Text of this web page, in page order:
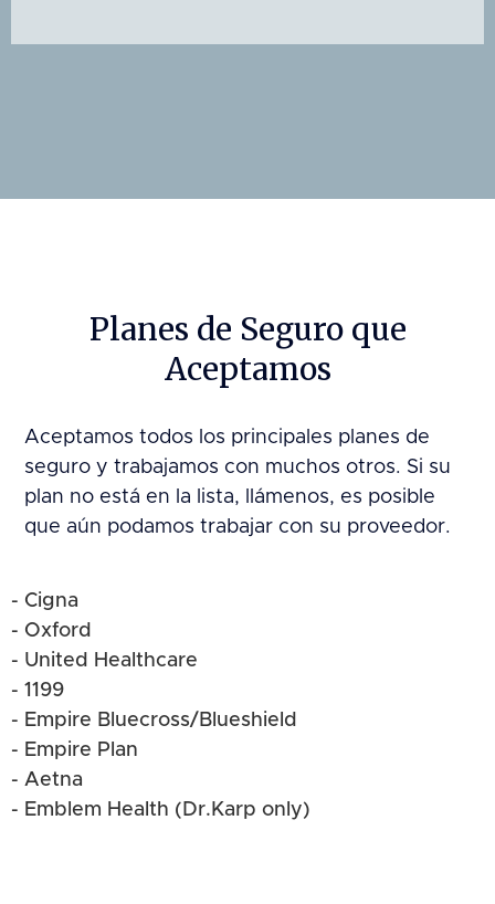
Planes de Seguro que
Aceptamos
Aceptamos todos los principales planes de
seguro y trabajamos con muchos otros. Si su
plan no está en la lista, llámenos, es posible
que aún podamos trabajar con su proveedor.
- Cigna
- Oxford
- United Healthcare
- 1199
- Empire Bluecross/Blueshield
- Empire Plan
- Aetna
- Emblem Health (Dr.Karp only)